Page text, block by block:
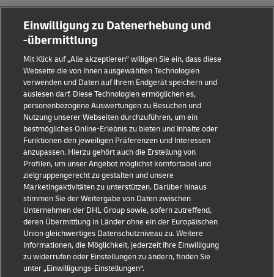
Impressum
Datenschutz & Cookies
Rechtliche Hinweise
Sicherheitshinweise
Kontakt
Einwilligungs-Einstellungen
Folge uns
Einwilligung zu Datenerhebung und
-übermittlung
Mit Klick auf „Alle akzeptieren” willigen Sie ein, dass diese
Webseite die von Ihnen ausgewählten Technologien
verwenden und Daten auf Ihrem Endgerät speichern und
auslesen darf. Diese Technologien ermöglichen es,
personenbezogene Auswertungen zu Besuchen und
Nutzung unserer Webseiten durchzuführen, um ein
bestmögliches Online-Erlebnis zu bieten und Inhalte oder
Funktionen den jeweiligen Präferenzen und Interessen
anzupassen. Hierzu gehört auch die Erstellung von
Profilen, um unser Angebot möglichst komfortabel und
zielgruppengerecht zu gestalten und unsere
Marketingaktivitäten zu unterstützen. Darüber hinaus
stimmen Sie der Weitergabe von Daten zwischen
Unternehmen der DHL Group sowie, sofern zutreffend,
deren Übermittlung in Länder ohne ein der Europäischen
Union gleichwertiges Datenschutzniveau zu. Weitere
Informationen, die Möglichkeit, jederzeit Ihre Einwilligung
zu widerrufen oder Einstellungen zu ändern, finden Sie
unter „Einwilligungs-Einstellungen“.